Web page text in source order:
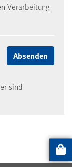
Verarbeitung
sind
Artikel